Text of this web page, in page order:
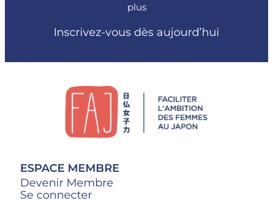
plus
Inscrivez-vous dès aujourd’hui
ESPACE MEMBRE
Devenir Membre
Se connecter